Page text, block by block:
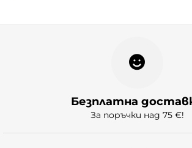
Безплатна
За поръчки над 75 €!